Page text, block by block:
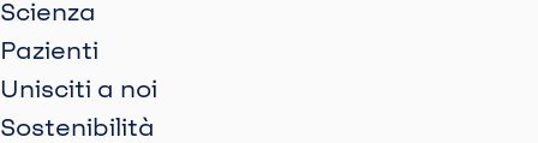
Scienza
Pazienti
Unisciti a noi
Sostenibilità